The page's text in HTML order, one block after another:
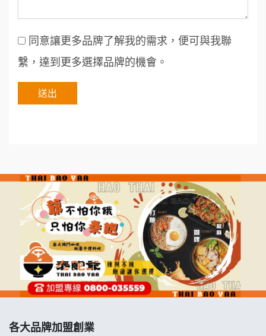
同意讓更多品牌了解我的需求，便可與我聯
繫，達到更多選擇品牌的機會。
各大品牌加盟創業